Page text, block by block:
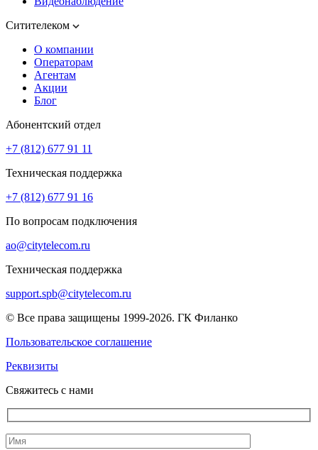
Ситителеком
О компании
Операторам
Агентам
Акции
Блог
Абонентский отдел
+7 (812) 677 91 11
Техническая поддержка
+7 (812) 677 91 16
По вопросам подключения
ao@citytelecom.ru
Техническая поддержка
support.spb@citytelecom.ru
© Все права защищены 1999-2026. ГК Филанко
Пользовательское соглашение
Реквизиты
Свяжитесь с нами